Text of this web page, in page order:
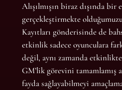
Alışılmışın biraz dışında
gerçekleştirmekte
Kayıtları gönderisinde de
etkinlik sadece oyunculara
değil, aynı zamanda
GM’lik görevini tamamlamış
fayda sağlayabilmeyi